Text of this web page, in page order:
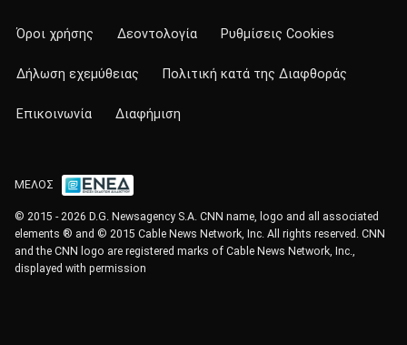
Όροι χρήσης Δεοντολογία Ρυθμίσεις Cookies
Δήλωση εχεμύθειας Πολιτική κατά της Διαφθοράς
Επικοινωνία Διαφήμιση
ΜΕΛΟΣ
© 2015 - 2026 D.G. Newsagency S.A. CNN name, logo and all associated
elements ® and © 2015 Cable News Network, Inc. All rights reserved. CNN
and the CNN logo are registered marks of Cable News Network, Inc.,
displayed with permission